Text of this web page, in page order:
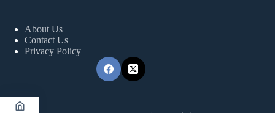
About Us
Contact Us
Privacy Policy